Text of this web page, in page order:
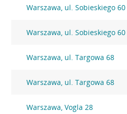
Warszawa, ul. Sobieskiego 60
Warszawa, ul. Sobieskiego 60
Warszawa, ul. Targowa 68
Warszawa, ul. Targowa 68
Warszawa, Vogla 28